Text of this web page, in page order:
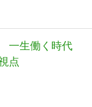
一生働く時代
点